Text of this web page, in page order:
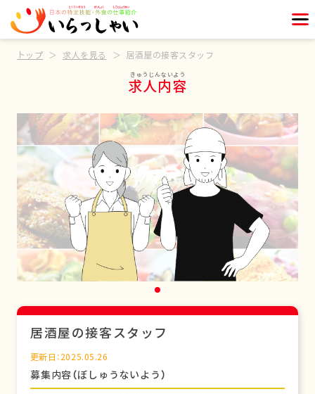
トップ 求人を見る 居酒屋の接客スタッフ
求人内容
居酒屋の接客スタッフ
更新日：2025.05.26
募集内容（ぼしゅうないよう）